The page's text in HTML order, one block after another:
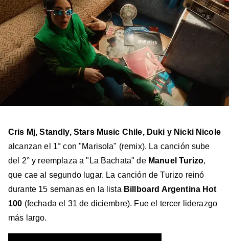
Cris Mj, Standly, Stars Music Chile, Duki y Nicki Nicole
alcanzan el 1° con "Marisola" (remix). La canción sube
del 2° y reemplaza a "La Bachata" de Manuel Turizo,
que cae al segundo lugar. La canción de Turizo reinó
durante 15 semanas en la lista Billboard Argentina Hot
100 (fechada el 31 de diciembre). Fue el tercer liderazgo
más largo.